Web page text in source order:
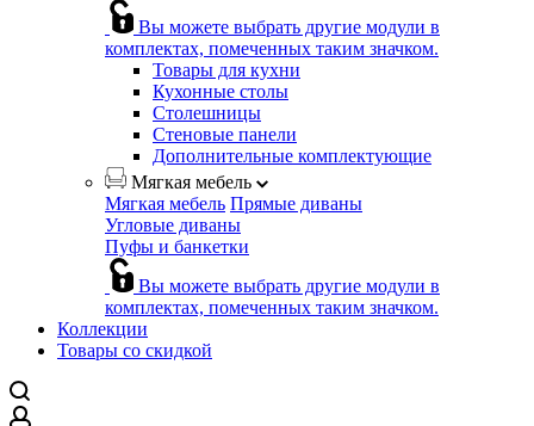
Вы можете выбрать другие модули в
комплектах, помеченных таким значком.
Товары для кухни
Кухонные столы
Столешницы
Стеновые панели
Дополнительные комплектующие
Мягкая мебель
Мягкая мебель Прямые диваны
Угловые диваны
Пуфы и банкетки
Вы можете выбрать другие модули в
комплектах, помеченных таким значком.
Коллекции
Товары со скидкой